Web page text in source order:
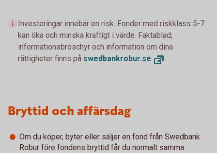
Investeringar innebär en risk. Fonder med riskklass 5-7
kan öka och minska kraftigt i värde. Faktablad,
informationsbroschyr och information om dina
rättigheter finns på swedbankrobur.se .
Bryttid och affärsdag
Om du köper, byter eller säljer en fond från Swedbank
Robur före fondens bryttid får du normalt samma